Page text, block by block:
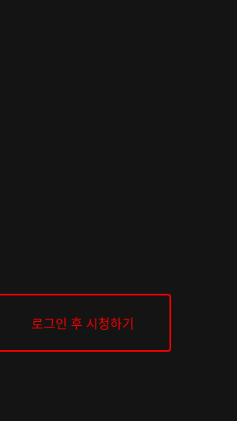
로그인 후 시청하기